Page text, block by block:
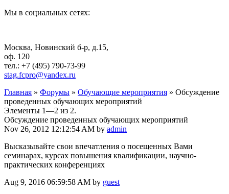
Мы в социальных сетях:
Москва, Новинский б-р, д.15,
оф. 120
тел.: +7 (495) 790-73-99
stag.fcpro@yandex.ru
Главная » Форумы » Обучающие мероприятия » Обсуждение
проведенных обучающих мероприятий
Элементы 1—2 из 2.
Обсуждение проведенных обучающих мероприятий
Nov 26, 2012 12:12:54 AM by admin
Высказывайте свои впечатления о посещенных Вами
семинарах, курсах повышения квалификации, научно-
практических конференциях
Aug 9, 2016 06:59:58 AM by guest